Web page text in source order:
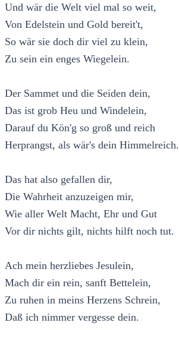
Und wär die Welt viel mal so weit,
Von Edelstein und Gold bereit't,
So wär sie doch dir viel zu klein,
Zu sein ein enges Wiegelein.
Der Sammet und die Seiden dein,
Das ist grob Heu und Windelein,
Darauf du Kön'g so groß und reich
Herprangst, als wär's dein Himmelreich.
Das hat also gefallen dir,
Die Wahrheit anzuzeigen mir,
Wie aller Welt Macht, Ehr und Gut
Vor dir nichts gilt, nichts hilft noch tut.
Ach mein herzliebes Jesulein,
Mach dir ein rein, sanft Bettelein,
Zu ruhen in meins Herzens Schrein,
Daß ich nimmer vergesse dein.